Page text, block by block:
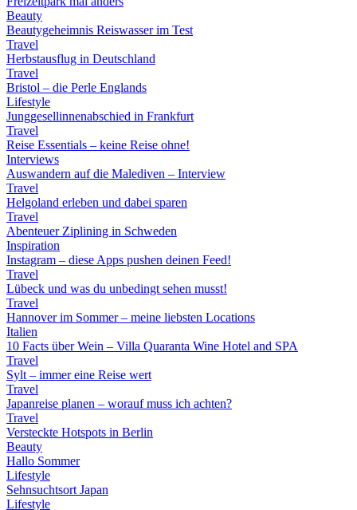
Beauty
Beautygeheimnis Reiswasser im Test
Travel
Herbstausflug in Deutschland
Travel
Bristol – die Perle Englands
Lifestyle
Junggesellinnenabschied in Frankfurt
Travel
Reise Essentials – keine Reise ohne!
Interviews
Auswandern auf die Malediven – Interview
Travel
Helgoland erleben und dabei sparen
Travel
Abenteuer Ziplining in Schweden
Inspiration
Instagram – diese Apps pushen deinen Feed!
Travel
Lübeck und was du unbedingt sehen musst!
Travel
Hannover im Sommer – meine liebsten Locations
Italien
10 Facts über Wein – Villa Quaranta Wine Hotel and SPA
Travel
Sylt – immer eine Reise wert
Travel
Japanreise planen – worauf muss ich achten?
Travel
Versteckte Hotspots in Berlin
Beauty
Hallo Sommer
Lifestyle
Sehnsuchtsort Japan
Lifestyle